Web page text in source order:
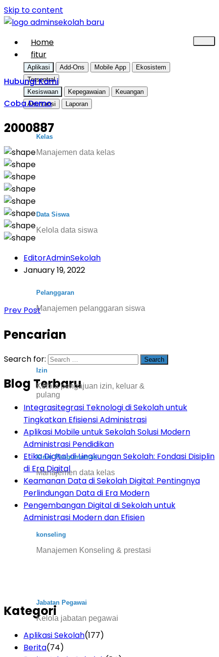
Skip to content
Home
fitur
Aplikasi Add-Ons Mobile App
Ekosistem
Tersentral
Kesiswaan
Kepegawaian
Keuangan
Akuntansi
Laporan
Kelas
Manajemen data kelas
Data Siswa
Kelola data siswa
Pelanggaran
Manajemen pelanggaran siswa
Izin
Kelola pengajuan izin, keluar &
pulang
Kirim Pengumuman
Manajemen data kelas
konseling
Manajemen Konseling & prestasi
Jabatan Pegawai
Kelola jabatan pegawai
Hubungi Kami
Coba Demo
2000887
EditorAdminSekolah
January 19, 2022
Prev Post
Pencarian
Search for:
Blog Terbaru
Integrasitegrasi Teknologi di Sekolah untuk
Tingkatkan Efisiensi Administrasi
Aplikasi Mobile untuk Sekolah Solusi Modern
Administrasi Pendidikan
Etika Digital di Lingkungan Sekolah: Fondasi Disiplin
di Era Digital
Keamanan Data di Sekolah Digital: Pentingnya
Perlindungan Data di Era Modern
Pengembangan Digital di Sekolah untuk
Administrasi Modern dan Efisien
Kategori
Aplikasi Sekolah(177)
Berita(74)